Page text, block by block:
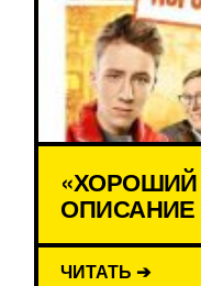
«ХОРОШИЙ
ЧИТАТЬ ➔